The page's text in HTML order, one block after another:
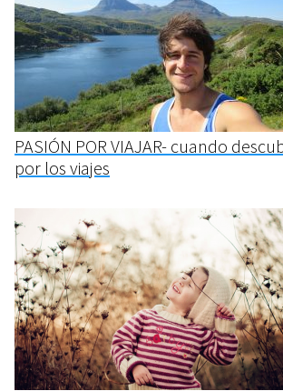
PASIÓN POR VIAJAR- cuando
por los viajes